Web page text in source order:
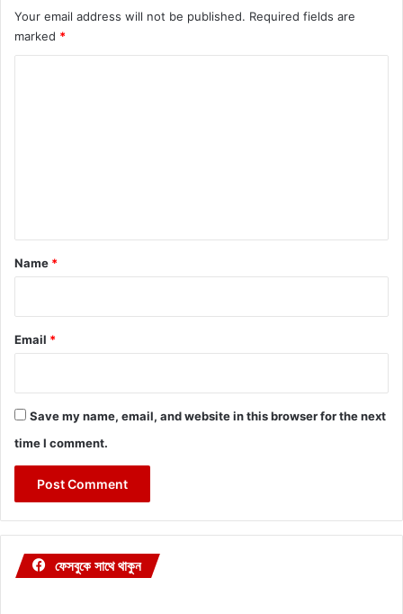
Your email address will not be published. Required fields are
marked *
*
Name *
Email *
Save my name, email, and website in this browser for the next
time I comment.
ফেসবুকে সাথে থাকুন